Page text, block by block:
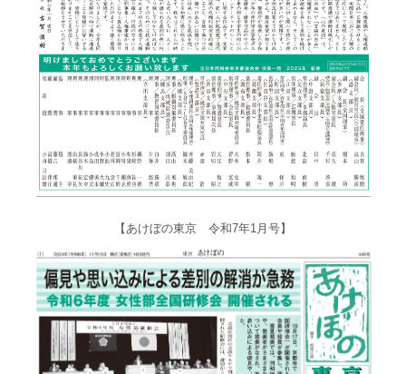
【あけぼの東京 令和7年1月号】